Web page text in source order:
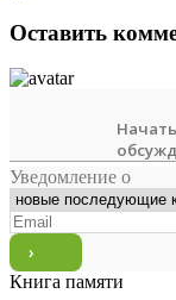
Оставить
Уведомление о
Книга памяти